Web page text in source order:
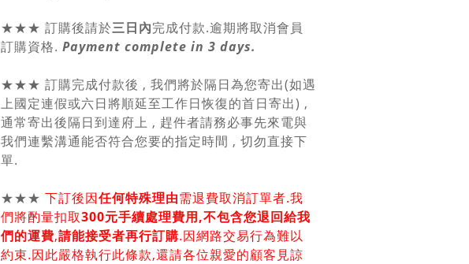
★★★ 訂購後請於三日內完成付款.逾期將取消會員
訂購資格. Payment complete in 3 days.
★★★ 訂購完成付款後 , 我們將於隔日為您寄出(如遇
上國定連假或六日將順延至工作日恢復的首日寄出) ,
通常寄出後隔日到達府上 , 趕件者請務必事先來電與
我們連繫溝通能否符合您要的指定時間 , 切勿直接下
單.
★★★ 下訂後因任何特殊理由需退費取消訂單者.我
們將酌量扣取300元手續處理費用,不包含您退回給我
們的運費,請能接受者再行訂購.因網路交易行為難以
約束.因此嚴格執行此條款,還請各位親愛的顧客見諒